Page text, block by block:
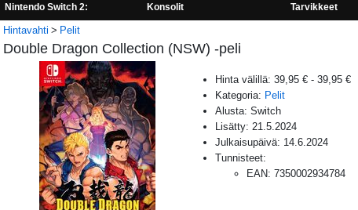
Nintendo Switch 2: Konsolit Tarvikkeet
Hintavahti Pelit
Double Dragon Collection (NSW) -peli
Hinta välillä: 39,95 € - 39,95 €
Kategoria: Pelit
Alusta: Switch
Lisätty: 21.5.2024
Julkaisupäivä: 14.6.2024
Tunnisteet:
EAN: 7350002934784